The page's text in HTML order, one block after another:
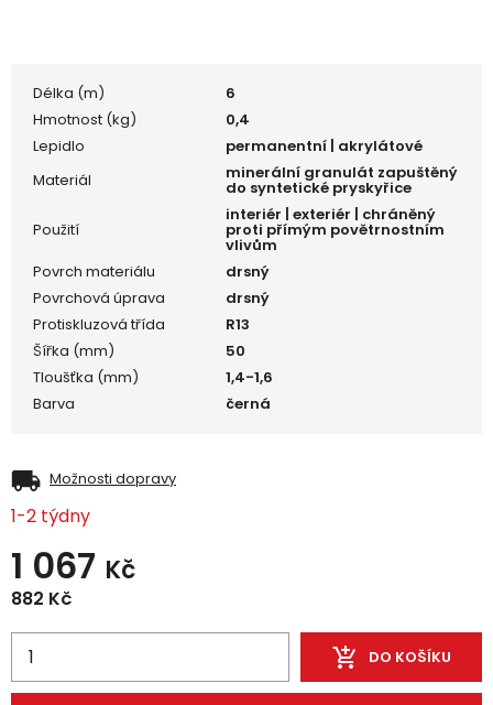
Délka (m)
6
Hmotnost (kg)
0,4
Lepidlo
permanentní | akrylátové
Materiál
minerální granulát zapuštěný
do syntetické pryskyřice
Použití
interiér | exteriér | chráněný
proti přímým povětrnostním
vlivům
Povrch materiálu
drsný
Povrchová úprava
drsný
Protiskluzová třída
R13
Šířka (mm)
50
Tloušťka (mm)
1,4-1,6
Barva
černá
Možnosti dopravy
1-2 týdny
1 067 Kč
882 Kč
DO KOŠÍKU